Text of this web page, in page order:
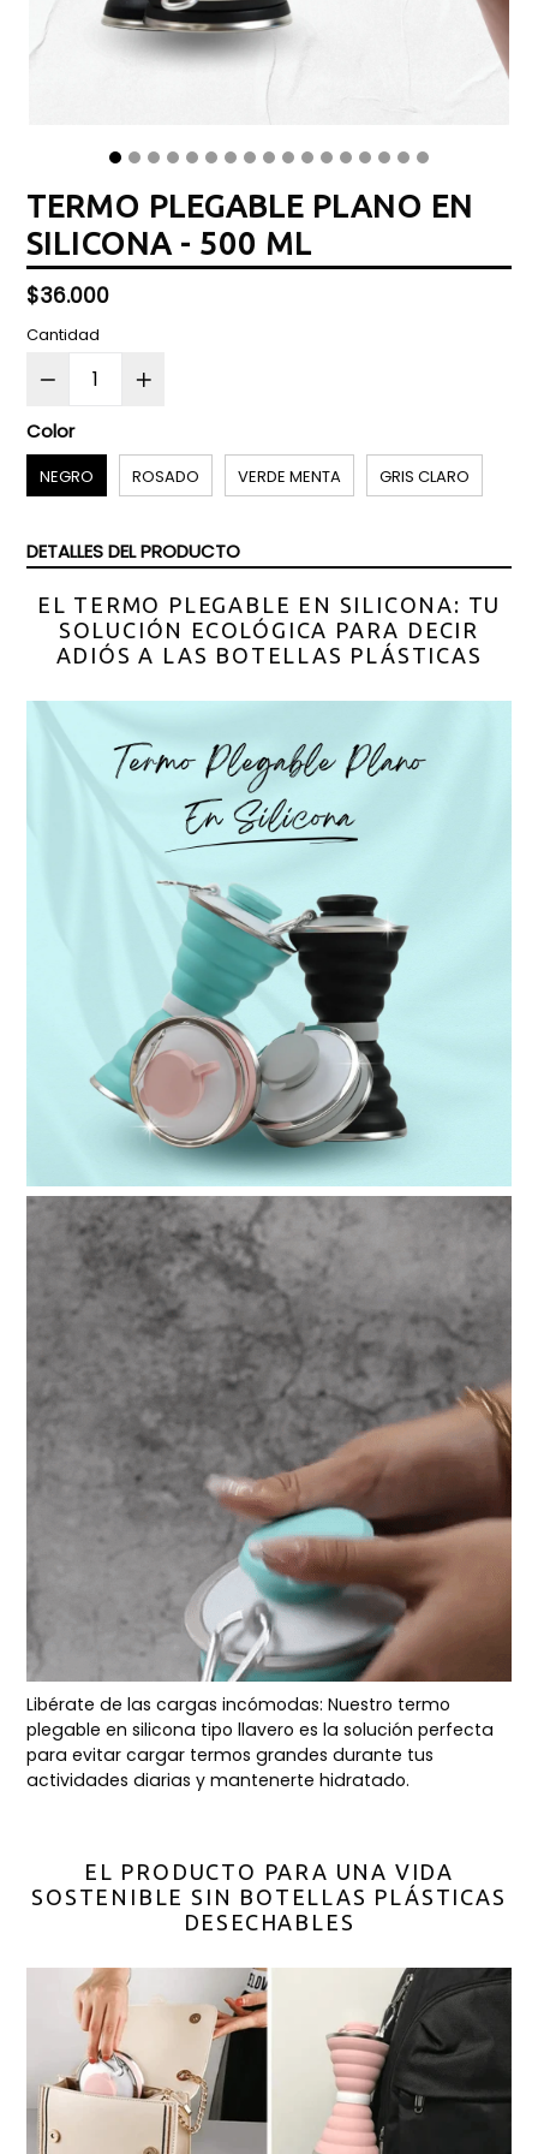
TERMO PLEGABLE PLANO EN
SILICONA - 500 ML
Precio
normal
$36.000
Cantidad
Color
NEGRO ROSADO VERDE MENTA GRIS CLARO
DETALLES DEL PRODUCTO
EL TERMO PLEGABLE EN SILICONA: TU
SOLUCIÓN ECOLÓGICA PARA DECIR
ADIÓS A LAS BOTELLAS PLÁSTICAS
Libérate de las cargas incómodas: Nuestro termo
plegable en silicona tipo llavero es la solución perfecta
para evitar cargar termos grandes durante tus
actividades diarias y mantenerte hidratado.
EL PRODUCTO PARA UNA VIDA
SOSTENIBLE SIN BOTELLAS PLÁSTICAS
DESECHABLES